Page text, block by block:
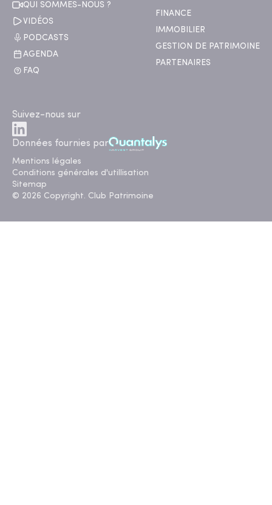
QUI SOMMES-NOUS ?
VIDÉOS
PODCASTS
AGENDA
FAQ
FINANCE
IMMOBILIER
GESTION DE PATRIMOINE
PARTENAIRES
Suivez-nous sur
Données fournies par
Mentions légales
Conditions générales d'utillisation
Sitemap
© 2026 Copyright. Club Patrimoine